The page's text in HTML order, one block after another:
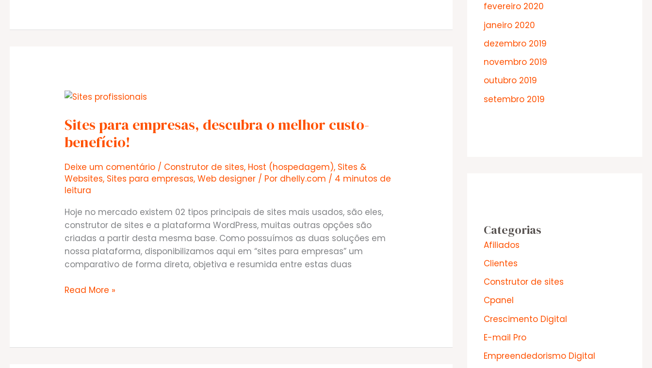
Sites para empresas, descubra o melhor custo-
benefício!
Deixe um comentário / Construtor de sites, Host (hospedagem), Sites &
Websites, Sites para empresas,Web designer / Por dhelly.com / 4 minutos de
leitura
Hoje no mercado existem 02 tipos principais de sites mais usados, são eles,
construtor de sites e a plataforma WordPress, muitas outras opções são
criadas a partir desta mesma base. Como possuímos as duas soluções em
nossa plataforma, disponibilizamos aqui em “sites para empresas” um
comparativo de forma direta, objetiva e resumida entre estas duas
Sites
Read More »
fevereiro 2020
janeiro 2020
dezembro 2019
novembro 2019
outubro 2019
setembro 2019
Categorias
Afiliados
Clientes
Construtor de sites
Cpanel
Crescimento Digital
E-mail Pro
Empreendedorismo Digital